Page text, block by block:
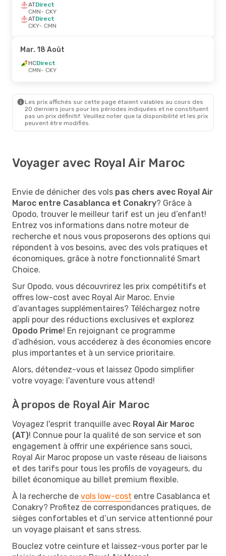
ATDirect
CMN- CKY
ATDirect
CKY- CMN
Mar. 18 Août
HCDirect
CMN- CKY
Les prix affichés sur cette page étaient valables au cours des
20 derniers jours pour les périodes indiquées et ne constituent
pas un prix définitif. Veuillez noter que la disponibilité et les prix
peuvent être modifiés.
Voyager avec Royal Air Maroc
Envie de dénicher des vols pas chers avec Royal Air
Maroc entre Casablanca et Conakry? Grâce à
Opodo, trouver le meilleur tarif est un jeu d’enfant!
Entrez vos informations dans notre moteur de
recherche et nous vous proposerons des options qui
répondent à vos besoins, avec des vols pratiques et
économiques, grâce à notre fonctionnalité Smart
Choice.
Sur Opodo, vous découvrirez les prix compétitifs et
offres low-cost avec Royal Air Maroc. Envie
d’avantages supplémentaires? Téléchargez notre
appli pour des réductions exclusives et explorez
Opodo Prime! En rejoignant ce programme
d’adhésion, vous accéderez à des économies encore
plus importantes et à un service prioritaire.
Alors, détendez-vous et laissez Opodo simplifier
votre voyage: l’aventure vous attend!
À propos de Royal Air Maroc
Voyagez l'esprit tranquille avec Royal Air Maroc
(AT)! Connue pour la qualité de son service et son
engagement à offrir une expérience sans souci,
Royal Air Maroc propose un vaste réseau de liaisons
et des tarifs pour tous les profils de voyageurs, du
billet économique au billet premium flexible.
À la recherche de vols low-cost entre Casablanca et
Conakry? Profitez de correspondances pratiques, de
sièges confortables et d’un service attentionné pour
un voyage plaisant et sans stress.
Bouclez votre ceinture et laissez-vous porter par le